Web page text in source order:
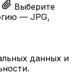
Выберите
— JPG,
данных и
.